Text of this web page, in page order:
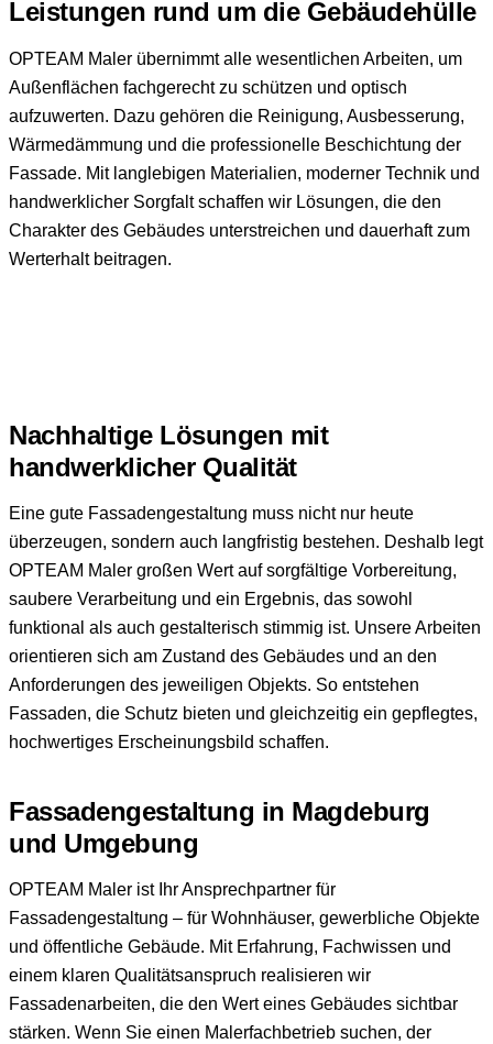
Leistungen rund um die Gebäudehülle
OPTEAM Maler übernimmt alle wesentlichen Arbeiten, um
Außenflächen fachgerecht zu schützen und optisch
aufzuwerten. Dazu gehören die Reinigung, Ausbesserung,
Wärmedämmung und die professionelle Beschichtung der
Fassade. Mit langlebigen Materialien, moderner Technik und
handwerklicher Sorgfalt schaffen wir Lösungen, die den
Charakter des Gebäudes unterstreichen und dauerhaft zum
Werterhalt beitragen.
Nachhaltige Lösungen mit
handwerklicher Qualität
Eine gute Fassadengestaltung muss nicht nur heute
überzeugen, sondern auch langfristig bestehen. Deshalb legt
OPTEAM Maler großen Wert auf sorgfältige Vorbereitung,
saubere Verarbeitung und ein Ergebnis, das sowohl
funktional als auch gestalterisch stimmig ist. Unsere Arbeiten
orientieren sich am Zustand des Gebäudes und an den
Anforderungen des jeweiligen Objekts. So entstehen
Fassaden, die Schutz bieten und gleichzeitig ein gepflegtes,
hochwertiges Erscheinungsbild schaffen.
Fassadengestaltung in Magdeburg
und Umgebung
OPTEAM Maler ist Ihr Ansprechpartner für
Fassadengestaltung – für Wohnhäuser, gewerbliche Objekte
und öffentliche Gebäude. Mit Erfahrung, Fachwissen und
einem klaren Qualitätsanspruch realisieren wir
Fassadenarbeiten, die den Wert eines Gebäudes sichtbar
stärken. Wenn Sie einen Malerfachbetrieb suchen, der